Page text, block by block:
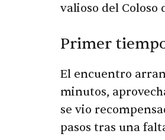
valioso del Coloso
Primer
El encuentro
minutos,
se vio
pasos tras una